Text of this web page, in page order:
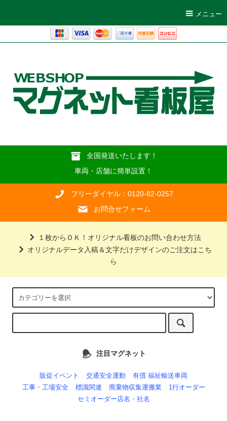
メニュー
全国発送いたします！
車両・店舗に簡単設置！
フリーダイヤル：0120-82-0257
お問合せフォーム
１枚からＯＫ！オリジナル看板のお問い合わせ方法
オリジナルデータ入稿＆文字だけデザインのご注文はこち
ら
注目マグネット
販促イベント 交通安全運動
有償 福祉輸送車両
工事・工場安全
標識関連 廃棄物収集運搬業
1行オーダー
セミオーダー店名・社名